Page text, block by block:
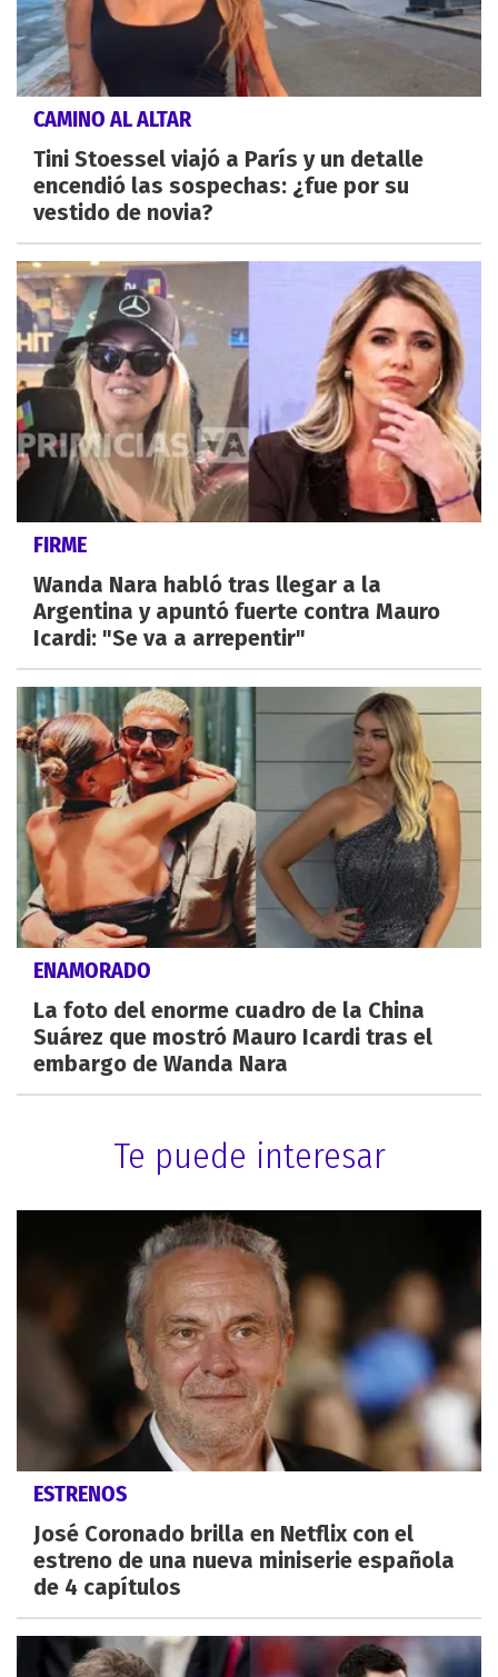
CAMINO AL ALTAR
Tini Stoessel viajó a París y un detalle
encendió las sospechas: ¿fue por su
vestido de novia?
FIRME
Wanda Nara habló tras llegar a la
Argentina y apuntó fuerte contra Mauro
Icardi: "Se va a arrepentir"
ENAMORADO
La foto del enorme cuadro de la China
Suárez que mostró Mauro Icardi tras el
embargo de Wanda Nara
Te puede interesar
ESTRENOS
José Coronado brilla en Netflix con el
estreno de una nueva miniserie española
de 4 capítulos